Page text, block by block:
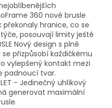
360 nové brusle
překonaly hranice, co se
posouvají limity ještě
Nový design s plně
přizpůsobí každičkému
vylepšený kontakt mezi
padnoucí tvar.
- Jedinečný uhlíkový
generovat maximální